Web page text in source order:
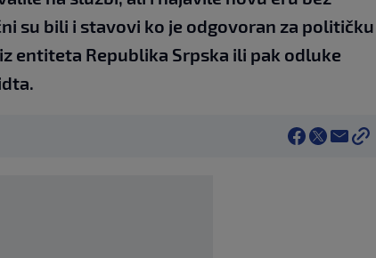
su bili i stavovi ko je odgovoran za političku
entiteta Republika Srpska ili pak odluke